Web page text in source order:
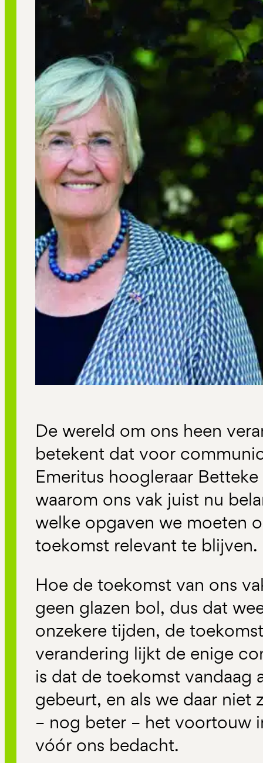
De wereld om ons heen
betekent dat voor
Emeritus hoogleraar
waarom ons vak juist nu
welke opgaven we moeten
toekomst relevant te blijven.
Hoe de toekomst van ons
geen glazen bol, dus dat
onzekere tijden, de
verandering lijkt de enige
is dat de toekomst vandaag
gebeurt, en als we daar niet
– nog beter – het voortouw
vóór ons bedacht.